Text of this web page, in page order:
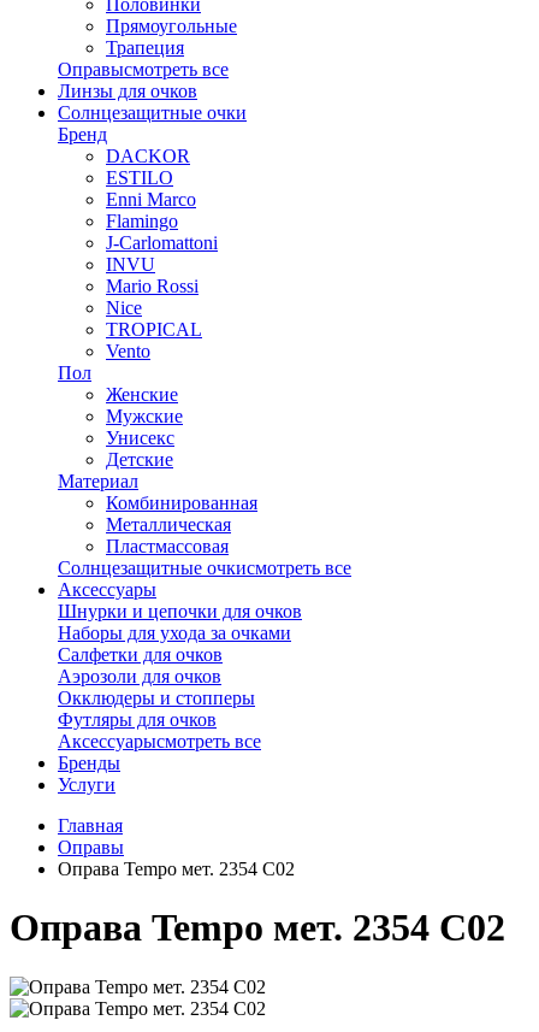
Прямоугольные
Трапеция
Оправысмотреть все
Линзы для очков
Солнцезащитные очки
Бренд
DACKOR
ESTILO
Enni Marco
Flamingo
J-Carlomattoni
INVU
Mario Rossi
Nice
TROPICAL
Vento
Пол
Женские
Мужские
Унисекс
Детские
Материал
Комбинированная
Металлическая
Пластмассовая
Солнцезащитные очкисмотреть все
Аксессуары
Шнурки и цепочки для очков
Наборы для ухода за очками
Салфетки для очков
Аэрозоли для очков
Окклюдеры и стопперы
Футляры для очков
Аксессуарысмотреть все
Бренды
Услуги
Главная
Оправы
Оправа Tempo мет. 2354 С02
Оправа Tempo мет. 2354 С02